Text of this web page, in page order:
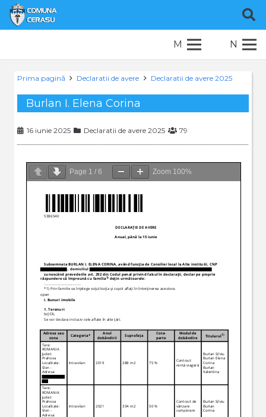
M N
Prima pagină Declaratii de avere Declaratii de avere 2025
Burlan I. Elena Corina
16 iunie 2025 Declaratii de avere 2025 79
Page 1 / 6 Zoom 100%